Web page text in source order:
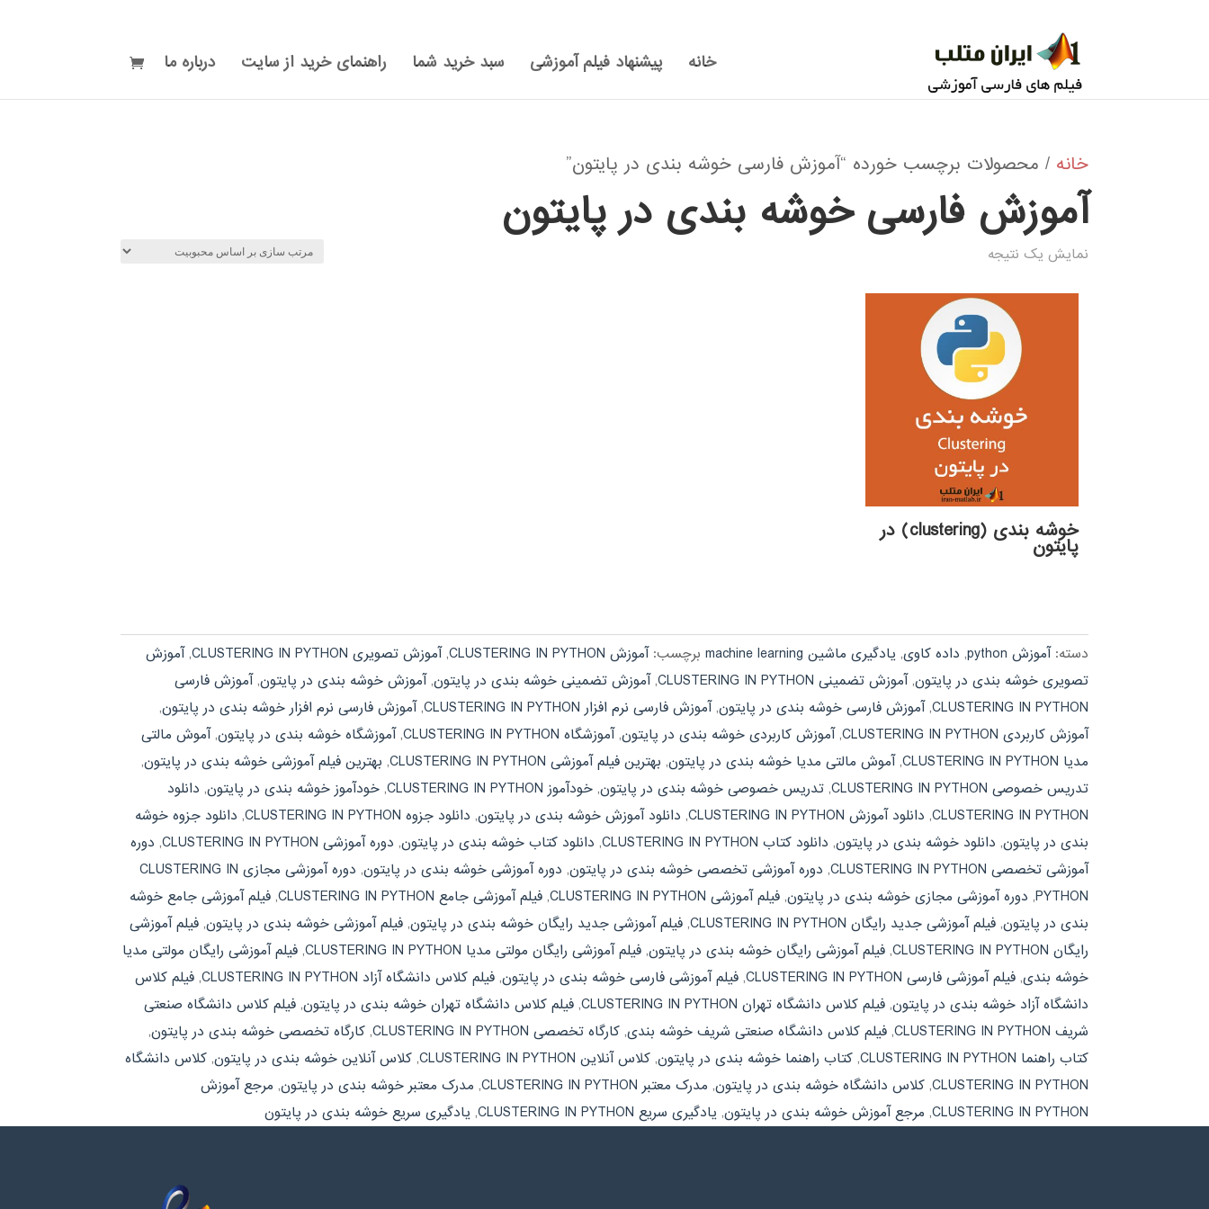
خانه پیشنهاد فیلم آموزشی سبد خرید شما راهنمای خرید از سایت درباره ما
خانه / محصولات برچسب خورده “آموزش فارسی خوشه بندی در پایتون”
آموزش فارسی خوشه بندی در پایتون
نمایش یک نتیجه
خوشه بندی (clustering) در
پایتون
دسته:آموزش python , داده کاوی, یادگیری ماشین machine learning برچسب:آموزش CLUSTERING IN PYTHON ,آموزش تصویری CLUSTERING IN PYTHON ,آموزش
تصویری خوشه بندی در پایتون,آموزش تضمینی CLUSTERING IN PYTHON ,آموزش تضمینی خوشه بندی در پایتون,آموزش خوشه بندی در پایتون,آموزش فارسی
CLUSTERING IN PYTHON
,آموزش فارسی خوشه بندی در پایتون,آموزش فارسی نرم افزار CLUSTERING IN PYTHON ,آموزش فارسی نرم افزار خوشه بندی در پایتون,
آموزش کاربردی CLUSTERING IN PYTHON
,آموزش کاربردی خوشه بندی در پایتون,آموزشگاه CLUSTERING IN PYTHON ,آموزشگاه خوشه بندی در پایتون,آموش مالتی
مدیا CLUSTERING IN PYTHON
,آموش مالتی مدیا خوشه بندی در پایتون, بهترین فیلم آموزشی CLUSTERING IN PYTHON , بهترین فیلم آموزشی خوشه بندی در پایتون,
تدریس خصوصی CLUSTERING IN PYTHON
,تدریس خصوصی خوشه بندی در پایتون,خودآموز CLUSTERING IN PYTHON ,خودآموز خوشه بندی در پایتون, دانلود
CLUSTERING IN PYTHON
, دانلود آموزش CLUSTERING IN PYTHON , دانلود آموزش خوشه بندی در پایتون, دانلود جزوه CLUSTERING IN PYTHON , دانلود جزوه خوشه
بندی در پایتون, دانلود خوشه بندی در پایتون, دانلود کتاب CLUSTERING IN PYTHON , دانلود کتاب خوشه بندی در پایتون, دوره آموزشی CLUSTERING IN PYTHON , دوره
آموزشی تخصصی CLUSTERING IN PYTHON
, دوره آموزشی تخصصی خوشه بندی در پایتون, دوره آموزشی خوشه بندی در پایتون,
دوره آموزشی مجازی CLUSTERING IN
PYTHON
, دوره آموزشی مجازی خوشه بندی در پایتون,فیلم آموزشی CLUSTERING IN PYTHON ,فیلم آموزشی جامع CLUSTERING IN PYTHON ,فیلم آموزشی جامع خوشه
بندی در پایتون,فیلم آموزشی جدید رایگان CLUSTERING IN PYTHON ,فیلم آموزشی جدید رایگان خوشه بندی در پایتون,فیلم آموزشی خوشه بندی در پایتون,فیلم آموزشی
رایگان CLUSTERING IN PYTHON
,فیلم آموزشی رایگان خوشه بندی در پایتون,فیلم آموزشی رایگان مولتی مدیا CLUSTERING IN PYTHON ,فیلم آموزشی رایگان مولتی مدیا
خوشه بندی,فیلم آموزشی فارسی CLUSTERING IN PYTHON ,فیلم آموزشی فارسی خوشه بندی در پایتون,فیلم کلاس دانشگاه آزاد CLUSTERING IN PYTHON ,فیلم کلاس
دانشگاه آزاد خوشه بندی در پایتون,فیلم کلاس دانشگاه تهران CLUSTERING IN PYTHON ,فیلم کلاس دانشگاه تهران خوشه بندی در پایتون,فیلم کلاس دانشگاه صنعتی
شریف CLUSTERING IN PYTHON
,فیلم کلاس دانشگاه صنعتی شریف خوشه بندی,کارگاه تخصصی CLUSTERING IN PYTHON ,کارگاه تخصصی خوشه بندی در پایتون,
کتاب راهنما CLUSTERING IN PYTHON
,کتاب راهنما خوشه بندی در پایتون,کلاس آنلاین CLUSTERING IN PYTHON ,کلاس آنلاین خوشه بندی در پایتون,کلاس دانشگاه
CLUSTERING IN PYTHON
,کلاس دانشگاه خوشه بندی در پایتون, مدرک معتبر CLUSTERING IN PYTHON , مدرک معتبر خوشه بندی در پایتون, مرجع آموزش
CLUSTERING IN PYTHON
, مرجع آموزش خوشه بندی در پایتون, یادگیری سریع CLUSTERING IN PYTHON , یادگیری سریع خوشه بندی در پایتون